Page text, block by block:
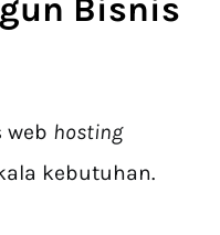
Bisnis
web hosting
kebutuhan.